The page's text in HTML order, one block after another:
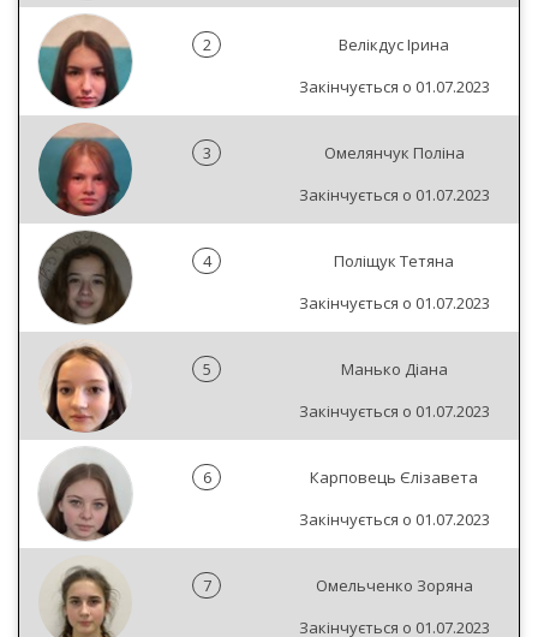
2
Велікдус Ірина
Закінчується о 01.07.2023
3
Омелянчук Поліна
Закінчується о 01.07.2023
4
Поліщук Тетяна
Закінчується о 01.07.2023
5
Манько Діана
Закінчується о 01.07.2023
6
Карповець Єлізавета
Закінчується о 01.07.2023
7
Омельченко Зоряна
Закінчується о 01.07.2023